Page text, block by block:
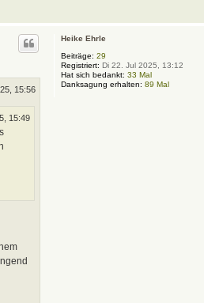
Heike Ehrle
Beiträge: 29
Registriert: Di 22. Jul 2025, 13:12
Hat sich bedankt: 33 Mal
Danksagung erhalten: 89 Mal
15:56
15:49